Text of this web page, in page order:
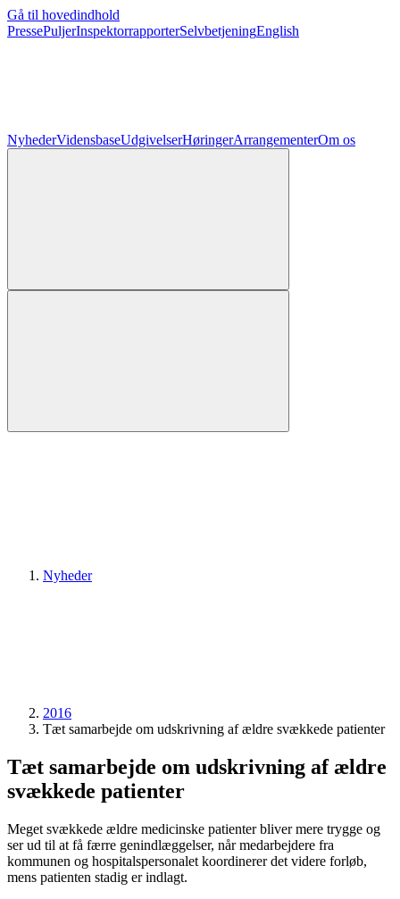
Gå til hovedindhold
PressePuljerInspektorrapporterSelvbetjeningEnglish
NyhederVidensbaseUdgivelserHøringerArrangementerOm os
Nyheder
2016
Tæt samarbejde om udskrivning af ældre svækkede patienter
Tæt samarbejde om udskrivning af ældre
svækkede patienter
Meget svækkede ældre medicinske patienter bliver mere trygge og
ser ud til at få færre genindlæggelser, når medarbejdere fra
kommunen og hospitalspersonalet koordinerer det videre forløb,
mens patienten stadig er indlagt.